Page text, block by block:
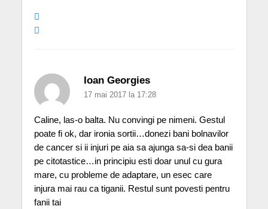
Ioan Georgies
17 mai 2017 la 17:28
Caline, las-o balta. Nu convingi pe nimeni. Gestul
poate fi ok, dar ironia sortii…donezi bani bolnavilor
de cancer si ii injuri pe aia sa ajunga sa-si dea banii
pe citotastice…in principiu esti doar unul cu gura
mare, cu probleme de adaptare, un esec care
injura mai rau ca tiganii. Restul sunt povesti pentru
fanii tai